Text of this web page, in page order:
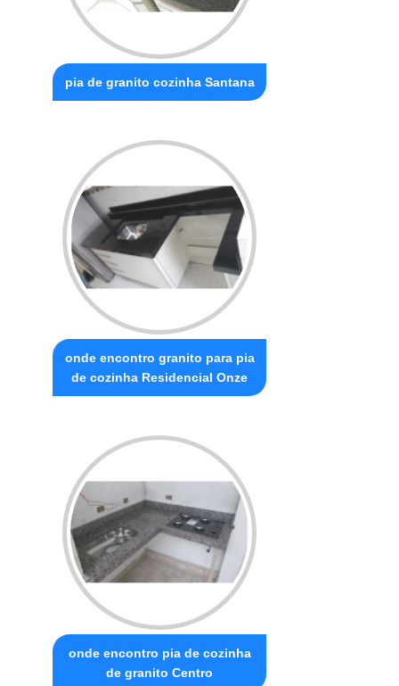
pia de granito cozinha Santana
onde encontro granito para pia
de cozinha Residencial Onze
onde encontro pia de cozinha
de granito Centro